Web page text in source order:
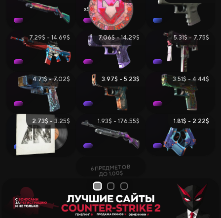
5
7.29$ - 14.69$ 7.06$ - 14.29$ 5.31$ - 7.75$
4.71$ - 7.02$ 3.97$ - 5.23$ 3.51$ - 4.44$
2.73$ - 3.25$ 1.93$ - 176.55$ 1.81$ - 2.22$
6 ПРЕДМЕТОВ
ДО 1.00$
1 2 3